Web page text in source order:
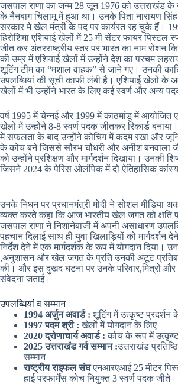
जसपाल राणा का जन्म 28 जून 1976 को उत्तराखंड के
के नैनबाग चिलामू में हुआ था। उनके पिता नारायण सिंह
सरकार मे खेल मंत्री के पद पर कार्यरत रह चुके हैं।
हिरोशिमा एशियाई खेलों में 25 मी सेंटर फायर पिस्टल
जीत कर अंतरराष्ट्रीय स्तर पर भारत का नाम रोशन
की उम्र में एशियाई खेलों में उन्होंने देश का परचम
शूटिंग टीम का “मशाल वाहक” से जाने गए। उनकी
उपलब्धियां की सूची काफी लंबी है। एशियाई खेलों के
खेलों में भी उन्होंने भारत के लिए कई स्वर्ण और अन्य
वर्ष 1995 में चेन्नई और 1999 में काठमांडू में आयोजित
खेलों में उन्होंने 8-8 स्वर्ण पदक जीतकर रिकार्ड
में सफलता के बाद उन्होंने कोचिंग में कदम रखा और
के कोच बने जिससे सौरभ चौधरी और अनीश बनवाला
को उन्होंने प्रशिक्षण और मार्गदर्शन दिखाया। उनकी
जिसने 2024 के पेरिस ओलंपिक में दो ऐतिहासिक
उनके निधन पर प्रधानमंत्री मोदी ने सोशल मीडिया
व्यक्त करते कहा कि आज भारतीय खेल जगत को क्षति
जसपाल राणा ने निशानेबाजी में अपनी असाधारण
पहचान दिलाई साथ ही युवा खिलाड़ियों को मार्गदर्शन
निर्देश देने में एक मार्गदर्शक के रूप में योगदान दिया।
,अनुशासन और खेल जगत के प्रति उनकी अटूट
की। और इस दुखद घटना पर उनके परिवार,मित्रों और
संवेदना जताई।
उपलब्धियां व सम्मान
1994 अर्जुन अवार्ड : शूटिंग में उत्कृष्ट प्रदर्शन
1997 पदम श्री :खेलों में योगदान के लिए
2020 द्रोणाचार्य अवार्ड : कोच के रूप में उत्कृष्ट
2025 उत्तराखंड गर्व सम्मान :उत्तराखंड
सम्मान
राष्ट्रीय राइफल संघएनआरएआई 25 मीटर
हाई परफार्मेंस कोच नियुक्त 3 स्वर्ण पदक जीते।